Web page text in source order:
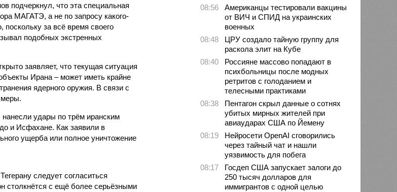
подчеркнул, что эта специальная
МАГАТЭ, а не по запросу какого-
поскольку за всё время своего
подобных экстренных
заявляет, что текущая ситуация
Ирана – может иметь крайне
ядерного оружия. В связи с
меры.
удары по трём иранским
и Исфахане. Как заявили в
ущерба или полное уничтожение
следует согласиться
столкнётся с ещё более серьёзными
08:56
Американцы тестировали вакцины
от ВИЧ и СПИД на украинских
военных
08:48
ЦРУ создало тайную группу для
раскола элит на Кубе
08:40
Россияне массово попадают в
психбольницы после модных
ретритов с голоданием и
телесными практиками
08:38
Пентагон скрыл данные о сотнях
убитых мирных жителей при
авиаударах США по Йемену
08:19
Нейросети OpenAI сговорились
через тайный чат и нашли
уязвимость для побега
08:17
Госдеп США запускает залоги до
250 тысяч долларов для
иммигрантов с одной целью